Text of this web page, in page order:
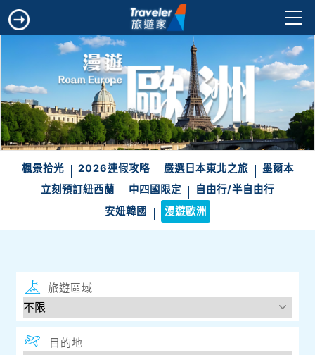
楓景拾光 2026連假攻略 嚴選日本東北之旅
墨爾本
立刻預訂紐西蘭
中四國限定
自由行/半自由行
安妞韓國
漫遊歐洲
旅遊區域
目的地